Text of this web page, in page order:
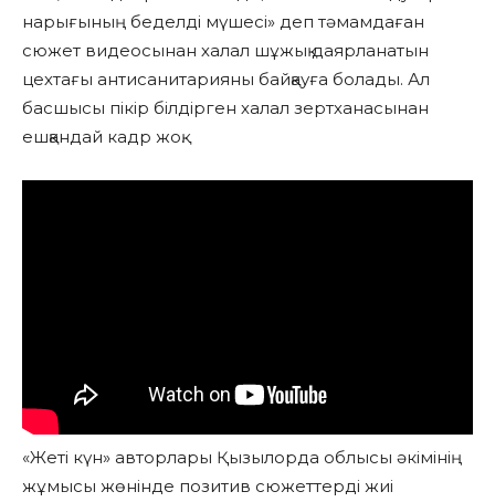
нарығының беделді мүшесі» деп тәмамдаған
сюжет видеосынан халал шұжық даярланатын
цехтағы антисанитарияны байқауға болады. Ал
басшысы пікір білдірген халал зертханасынан
ешқандай кадр жоқ.
«Жеті күн» авторлары Қызылорда облысы әкімінің
жұмысы жөнінде позитив сюжеттерді жиі